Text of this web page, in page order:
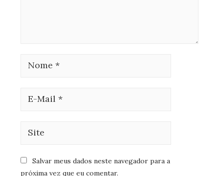
Salvar meus dados neste navegador para a
próxima vez que eu comentar.